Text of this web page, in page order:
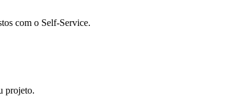
com o Self-Service.
projeto.